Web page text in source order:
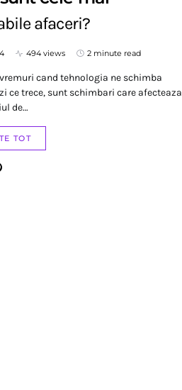
afaceri?
494 views 2 minute read
cand tehnologia ne schimba
ce trece, sunt schimbari care afecteaza
de…
TOT